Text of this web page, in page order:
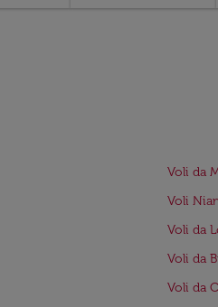
Voli da
Voli
Voli da
Voli da
Voli da